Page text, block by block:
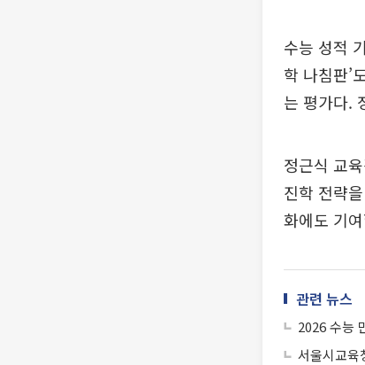
수능 성적
학 나침판’
는 평가다.
정근식 교
진학 전략
화에도 기
관련 뉴스
2026 수능
서울시교육